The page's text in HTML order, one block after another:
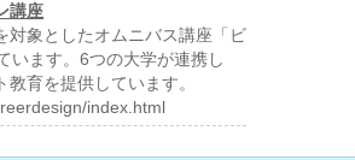
講座
対象としたオムニバス講座「ビ
います。6つの大学が連携し
育を提供しています。
index.html